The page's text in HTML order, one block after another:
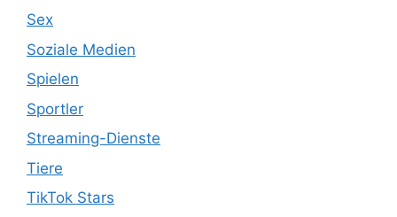
Sex
Soziale Medien
Spielen
Sportler
Streaming-Dienste
Tiere
TikTok Stars